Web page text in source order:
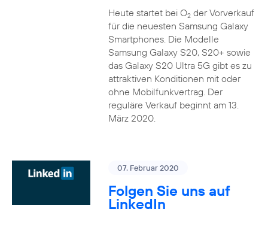
Heute startet bei O2der Vorverkauf
für die neuesten Samsung Galaxy
Smartphones. Die Modelle
Samsung Galaxy S20, S20+ sowie
das Galaxy S20 Ultra 5G gibt es zu
attraktiven Konditionen mit oder
ohne Mobilfunkvertrag. Der
reguläre Verkauf beginnt am 13.
März 2020.
07. Februar 2020
Folgen Sie uns auf
LinkedIn